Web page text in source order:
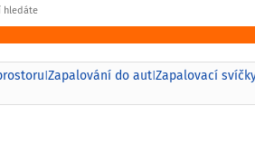
|Zapalování do aut|Zapalovací